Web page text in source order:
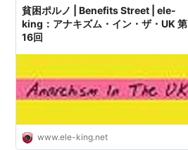
貧困ポルノ | Benefits Street | ele-
king：アナキズム・イン・ザ・UK 第
16回
www.ele-king.net